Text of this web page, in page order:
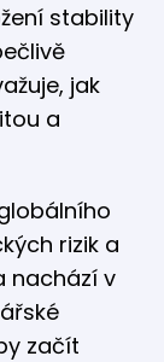
stability
jak
a
rizik a
nachází v
začít